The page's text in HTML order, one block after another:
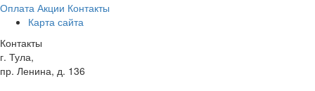
Оплата Акции Контакты
Карта сайта
Контакты
г. Тула,
пр. Ленина, д. 136